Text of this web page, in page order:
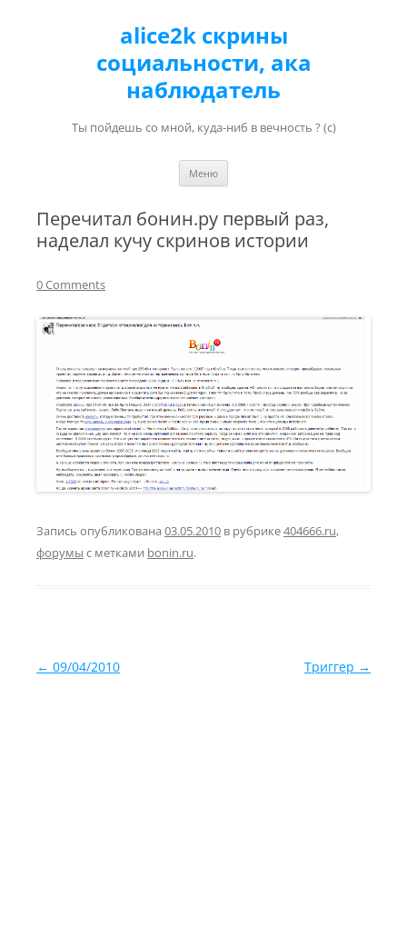
alice2k скрины
социальности, ака
наблюдатель
Ты пойдешь со мной, куда-ниб в вечность ? (с)
Меню
Перечитал бонин.ру первый раз,
наделал кучу скринов истории
0 Comments
Запись опубликована 03.05.2010 в рубрике404666.ru,
форумы с метками bonin.ru.
Навигация по записям
← 09/04/2010 Триггер →